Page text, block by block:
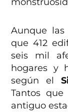
Aunque las
que 412
seis mil
hogares y
según el
Tantos
antiguo